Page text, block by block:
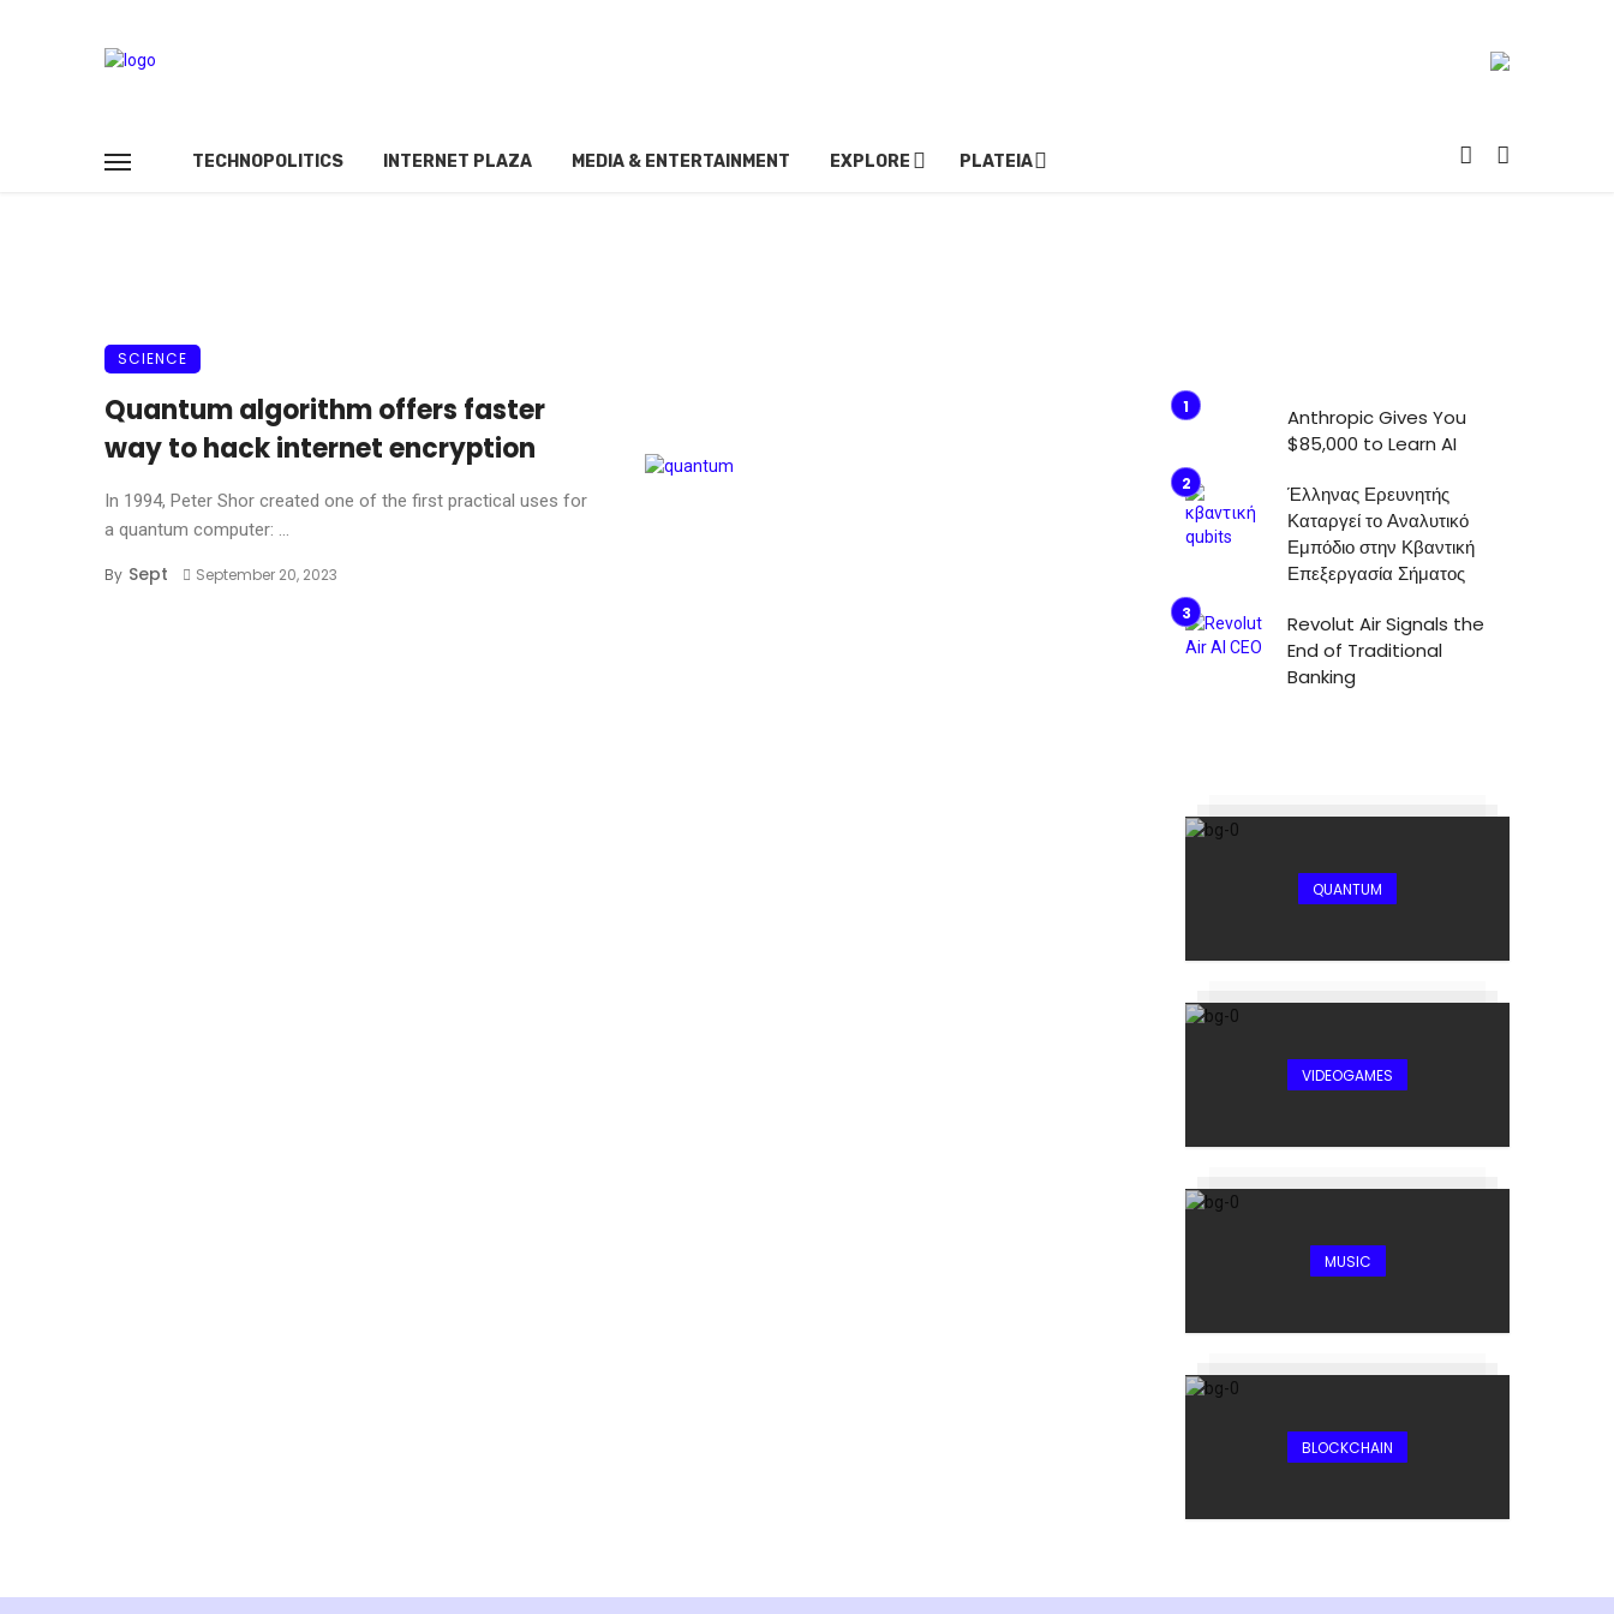
TECHNOPOLITICS INTERNET PLAZA MEDIA & ENTERTAINMENT EXPLORE PLATEIA
SCIENCE
Quantum algorithm offers faster
way to hack internet encryption
In 1994, Peter Shor created one of the first practical uses for
a quantum computer: ...
By Sept September 20, 2023
Anthropic Gives You
$85,000 to Learn AI
Έλληνας Ερευνητής
Καταργεί το Αναλυτικό
Εμπόδιο στην Κβαντική
Επεξεργασία Σήματος
Revolut Air Signals the
End of Traditional
Banking
QUANTUM
VIDEOGAMES
MUSIC
BLOCKCHAIN